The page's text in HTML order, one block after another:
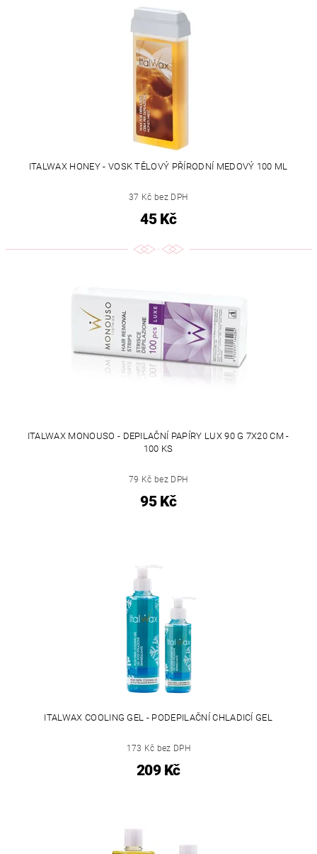
ITALWAX HONEY - VOSK TĚLOVÝ PŘÍRODNÍ MEDOVÝ 100 ML
37 Kč bez DPH
45 Kč
ITALWAX MONOUSO - DEPILAČNÍ PAPÍRY LUX 90 G 7X20 CM -
100 KS
79 Kč bez DPH
95 Kč
ITALWAX COOLING GEL - PODEPILAČNÍ CHLADICÍ GEL
173 Kč bez DPH
209 Kč